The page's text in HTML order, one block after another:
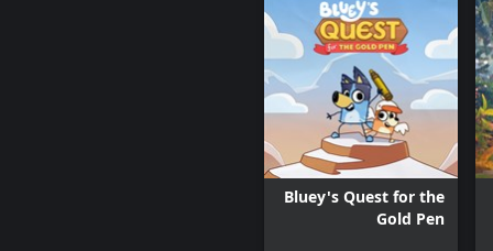
Bluey's Quest for the
Gold Pen